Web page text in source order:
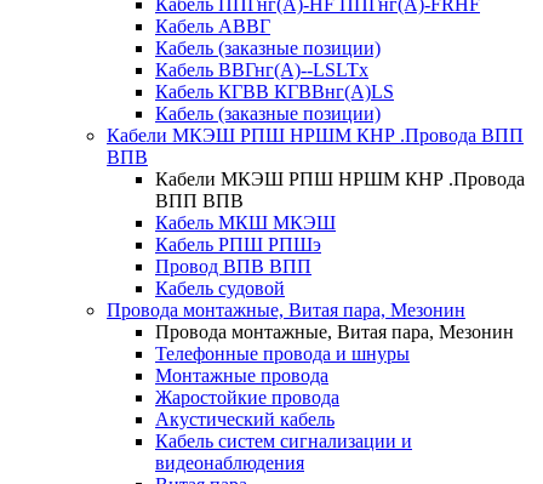
Кабель ППГнг(А)-HF ППГнг(А)-FRHF
Кабель АВВГ
Кабель (заказные позиции)
Кабель ВВГнг(А)--LSLTx
Кабель КГВВ КГВВнг(А)LS
Кабель (заказные позиции)
Кабели МКЭШ РПШ НРШМ КНР .Провода ВПП
ВПВ
Кабели МКЭШ РПШ НРШМ КНР .Провода
ВПП ВПВ
Кабель МКШ МКЭШ
Кабель РПШ РПШэ
Провод ВПВ ВПП
Кабель судовой
Провода монтажные, Витая пара, Мезонин
Провода монтажные, Витая пара, Мезонин
Телефонные провода и шнуры
Монтажные провода
Жаростойкие провода
Акустический кабель
Кабель систем сигнализации и
видеонаблюдения